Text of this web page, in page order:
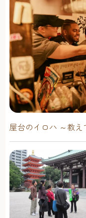
屋台のイロハ ～教え